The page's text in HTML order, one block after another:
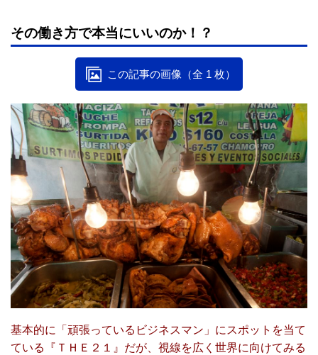
その働き方で本当にいいのか！？
この記事の画像（全 1 枚）
基本的に「頑張っているビジネスマン」にスポットを当て
ている『ＴＨＥ２１』だが、視線を広く世界に向けてみる